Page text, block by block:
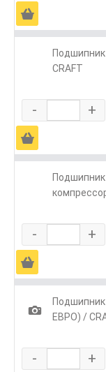
Ä
CRAFT
- +
Ä
- +
Ä
1
ЕВРО) /
- +